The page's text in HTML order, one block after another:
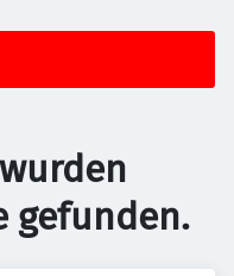
gefunden.